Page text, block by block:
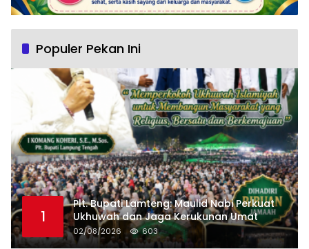
Populer Pekan Ini
1
Plt. Bupati Lamteng: Maulid Nabi Perkuat
Ukhuwah dan Jaga Kerukunan Umat
02/08/2026 603